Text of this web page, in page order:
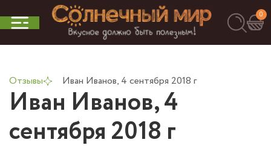
0
Отзывы Иван Иванов, 4 сентября 2018 г
Иван Иванов, 4
сентября 2018 г